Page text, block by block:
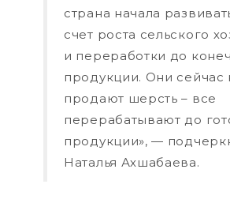
страна начала
счет роста сельского
и переработки до
продукции. Они сейчас
продают шерсть – все
перерабатывают до
продукции», —
Наталья Ахшабаева.